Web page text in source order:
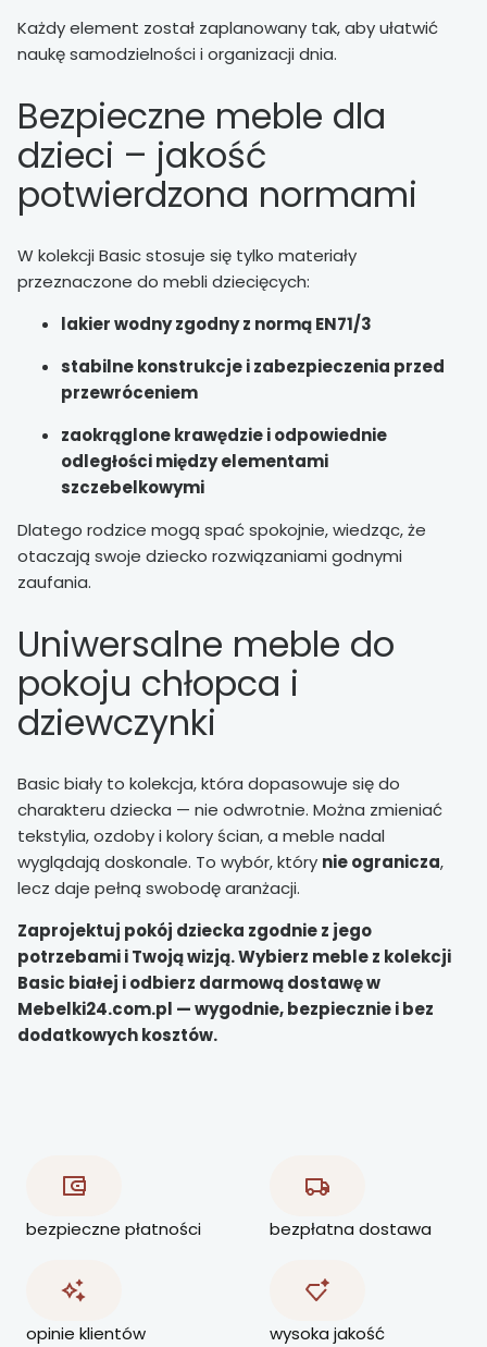
Każdy element został zaplanowany tak, aby ułatwić
naukę samodzielności i organizacji dnia.
Bezpieczne meble dla
dzieci – jakość
potwierdzona normami
W kolekcji Basic stosuje się tylko materiały
przeznaczone do mebli dziecięcych:
lakier wodny zgodny z normą EN71/3
stabilne konstrukcje i zabezpieczenia przed
przewróceniem
zaokrąglone krawędzie i odpowiednie
odległości między elementami
szczebelkowymi
Dlatego rodzice mogą spać spokojnie, wiedząc, że
otaczają swoje dziecko rozwiązaniami godnymi
zaufania.
Uniwersalne meble do
pokoju chłopca i
dziewczynki
Basic biały to kolekcja, która dopasowuje się do
charakteru dziecka — nie odwrotnie. Można zmieniać
tekstylia, ozdoby i kolory ścian, a meble nadal
wyglądają doskonale. To wybór, który nie ogranicza,
lecz daje pełną swobodę aranżacji.
Zaprojektuj pokój dziecka zgodnie z jego
potrzebami i Twoją wizją. Wybierz meble z kolekcji
Basic białej i odbierz darmową dostawę w
Mebelki24.com.pl — wygodnie, bezpiecznie i bez
dodatkowych kosztów.
bezpieczne płatności bezpłatna dostawa
opinie klientów wysoka jakość